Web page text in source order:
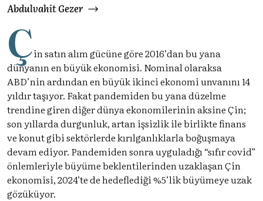
Abdulvahit Gezer
Çin satın alım gücüne göre 2016’dan bu yana
dünyanın en büyük ekonomisi. Nominal olaraksa
ABD’nin ardından en büyük ikinci ekonomi unvanını 14
yıldır taşıyor. Fakat pandemiden bu yana düzelme
trendine giren diğer dünya ekonomilerinin aksine Çin;
son yıllarda durgunluk, artan işsizlik ile birlikte finans
ve konut gibi sektörlerde kırılganlıklarla boğuşmaya
devam ediyor. Pandemiden sonra uyguladığı “sıfır covid”
önlemleriyle büyüme beklentilerinden uzaklaşan Çin
ekonomisi, 2024’te de hedeflediği %5’lik büyümeye uzak
gözüküyor.